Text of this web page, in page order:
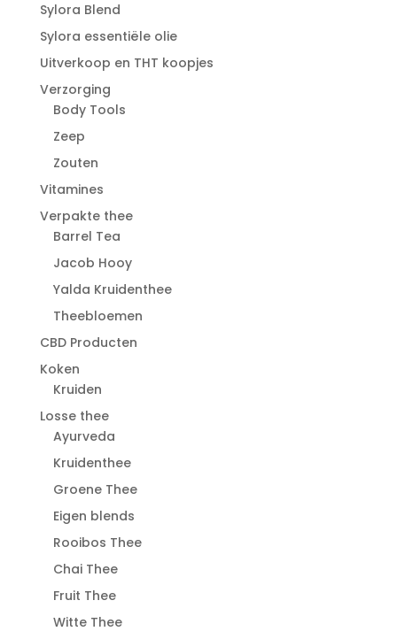
Sylora Blend
Sylora essentiële olie
Uitverkoop en THT koopjes
Verzorging
Body Tools
Zeep
Zouten
Vitamines
Verpakte thee
Barrel Tea
Jacob Hooy
Yalda Kruidenthee
Theebloemen
CBD Producten
Koken
Kruiden
Losse thee
Ayurveda
Kruidenthee
Groene Thee
Eigen blends
Rooibos Thee
Chai Thee
Fruit Thee
Witte Thee